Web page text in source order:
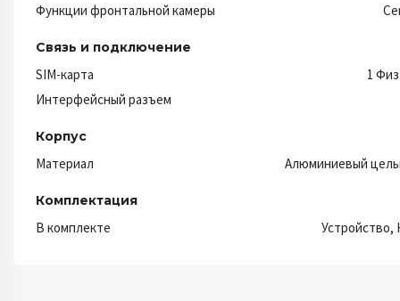
Функции фронтальной камеры
Связь и подключение
SIM-карта
1
Интерфейсный разъем
Корпус
Материал Алюминиевый
Комплектация
В комплекте Устройство,